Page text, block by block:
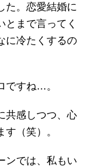
た。恋愛結婚に
とまで言ってく
に冷たくするの
ですね…。
共感しつつ、心
（笑）。
ンでは、私もい